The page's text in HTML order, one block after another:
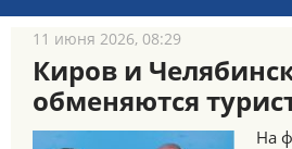
11 июня 2026, 08:29
Киров и
обменяются
На